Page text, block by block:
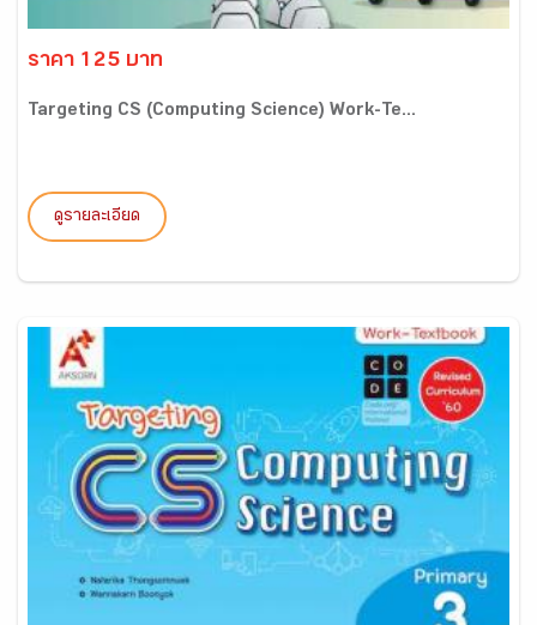
ราคา 125 บาท
Targeting CS (Computing Science) Work-Te...
ดูรายละเอียด